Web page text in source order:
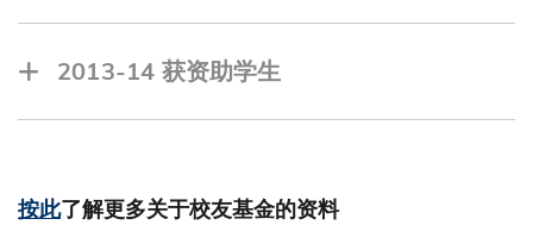
杨苑, 理学院
汤永健, 理学院
许诗瑶, 跨学科学院
GAUTAM Aishwarya, 工学院
2013-14 获资助学生
苏启达, 工学院
按此了解更多关于校友基金的资料